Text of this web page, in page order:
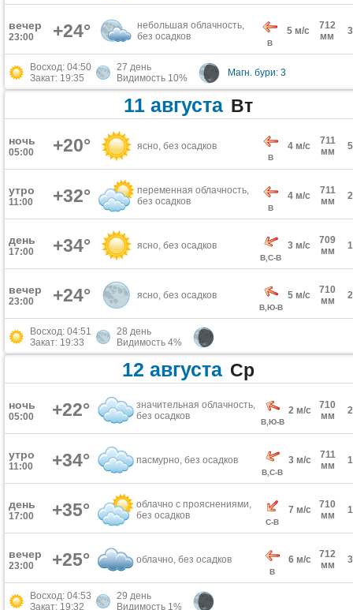
вечер
23:00 +24°
небольшая облачность,
без осадков
В
5 м/с
712
мм
Восход: 04:50
Закат: 19:35
27 день
Видимость 10%
Магн. бури: 3
11 августа Вт
ночь
05:00 +20° ясно, без осадков
В
4 м/с
711
мм
утро
11:00 +32°
переменная облачность,
без осадков
В
4 м/с
711
мм
день
17:00 +34° ясно, без осадков
В,С-В
3 м/с
709
мм
вечер
23:00 +24° ясно, без осадков
В,Ю-В
5 м/с
710
мм
Восход: 04:51
Закат: 19:33
28 день
Видимость 4%
12 августа Ср
ночь
05:00 +22°
значительная облачность,
без осадков
В,Ю-В
2 м/с
710
мм
утро
11:00 +34° пасмурно, без осадков
В,С-В
3 м/с
711
мм
день
17:00 +35°
облачно с прояснениями,
без осадков
С-В
7 м/с
710
мм
вечер
23:00 +25° облачно, без осадков
В
6 м/с
712
мм
Восход: 04:53
Закат: 19:32
29 день
Видимость 1%